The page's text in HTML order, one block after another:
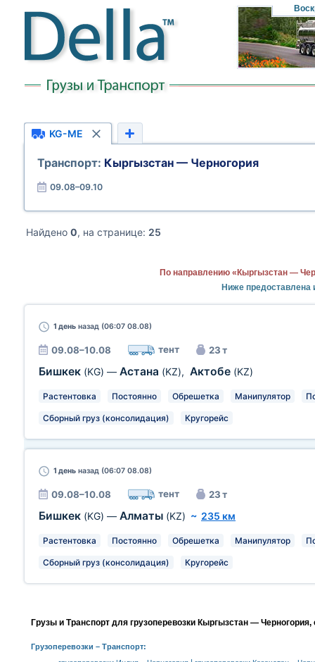
KG-ME
Транспорт: Кыргызстан — Черногория
09.08–09.10
Найдено 0, на странице: 25
По направлению «Кыргызстан —
Ниже
1 день назад (06:07 08.08)
09.08–10.08 тент 23 т
Бишкек (KG) — Астана (KZ), Актобе (KZ)
Растентовка Постоянно Обрешетка Манипулятор
Сборный груз (консолидация) Кругорейс
1 день назад (06:07 08.08)
09.08–10.08 тент 23 т
Бишкек (KG) — Алматы (KZ) ~ 235 км
Растентовка Постоянно Обрешетка Манипулятор
Сборный груз (консолидация) Кругорейс
Грузы и Транспорт для грузоперевозки Кыргызстан —
Грузоперевозки – Транспорт: